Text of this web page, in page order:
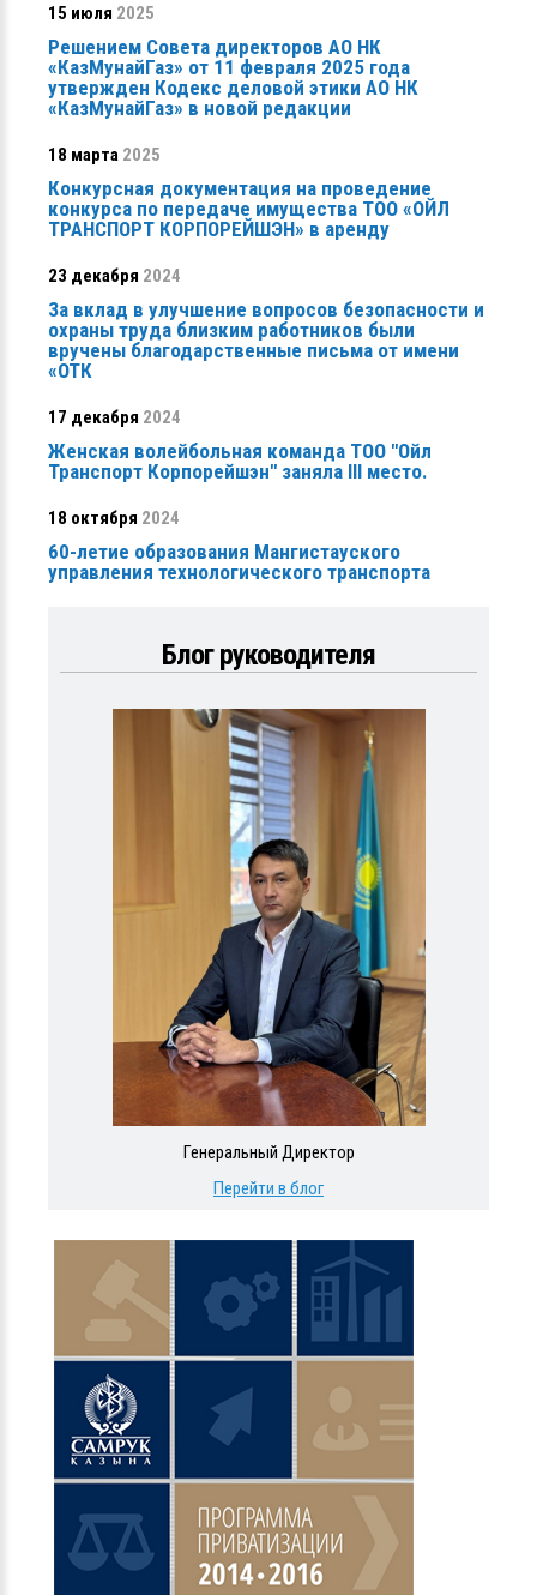
15 июля 2025
Решением Совета директоров АО НК
«КазМунайГаз» от 11 февраля 2025 года
утвержден Кодекс деловой этики АО НК
«КазМунайГаз» в новой редакции
18 марта 2025
Конкурсная документация на проведение
конкурса по передаче имущества ТОО «ОЙЛ
ТРАНСПОРТ КОРПОРЕЙШЭН» в аренду
23 декабря 2024
За вклад в улучшение вопросов безопасности и
охраны труда близким работников были
вручены благодарственные письма от имени
«ОТК
17 декабря 2024
Женская волейбольная команда ТОО "Ойл
Транспорт Корпорейшэн" заняла ІІІ место.
18 октября 2024
60-летие образования Мангистауского
управления технологического транспорта
Блог руководителя
Генеральный Директор
Перейти в блог